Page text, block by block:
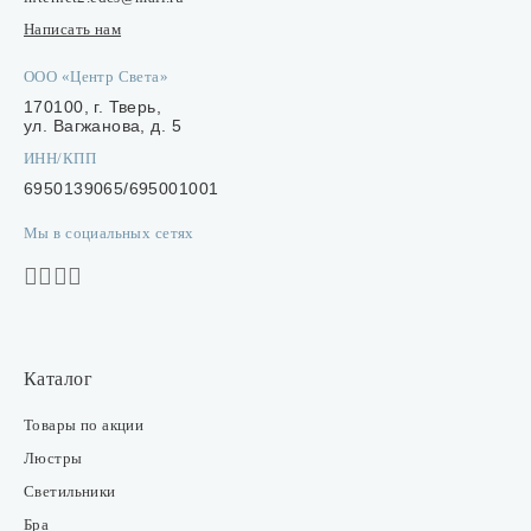
Написать нам
ООО «Центр Света»
170100, г. Тверь,
ул. Вагжанова, д. 5
ИНН/КПП
6950139065/695001001
Мы в социальных сетях
Каталог
Товары по акции
Люстры
Светильники
Бра